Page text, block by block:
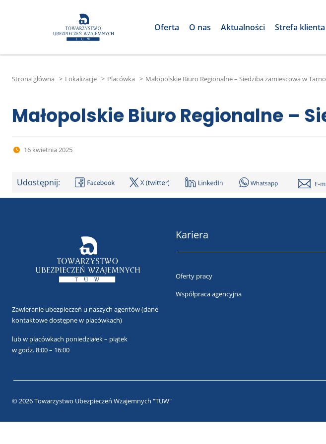
Oferta O nas Aktualności Strefa klienta
Strona główna > Lokalizacje > Placówka > Małopolskie Biuro Regionalne – Siedziba zamiescowa w
Małopolskie Biuro Regionalne –
16 kwietnia 2025
Udostępnij:
Zawieranie ubezpieczeń u naszych agentów(dane
kontaktowe dostępne w placówkach)
lubw placówkach poniedziałek – piątek
w godz. 8:00 – 16:00
Kariera
Oferty pracy
Współpraca agencyjna
© 2026 Towarzystwo Ubezpieczeń Wzajemnych "TUW"